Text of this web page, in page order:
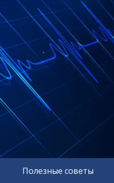
Полезные советы